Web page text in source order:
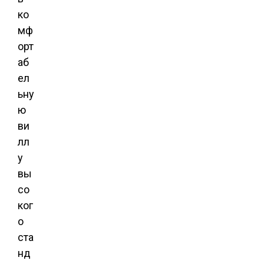
ко
мф
орт
аб
ел
ьну
ю
ви
лл
у
вы
со
ког
о
ста
нд